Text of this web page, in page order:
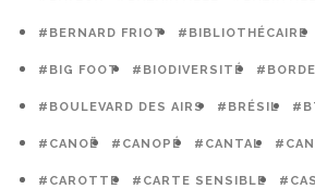
#BERNARD FRIOT #BIBLIOTHÉCAIRE
#BIG FOOT #BIODIVERSITÉ
#BOULEVARD DES AIRS #BRÉSIL
#CANOË #CANOPÉ #CANTAL
#CAROTTE #CARTE SENSIBLE